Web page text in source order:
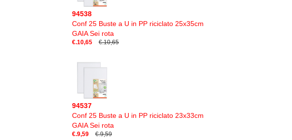
94538
Conf 25 Buste a U in PP riciclato 25x35cm
GAIA Sei rota
€.10,65 €.10,65
94537
Conf 25 Buste a U in PP riciclato 23x33cm
GAIA Sei rota
€.9,59 €.9,59